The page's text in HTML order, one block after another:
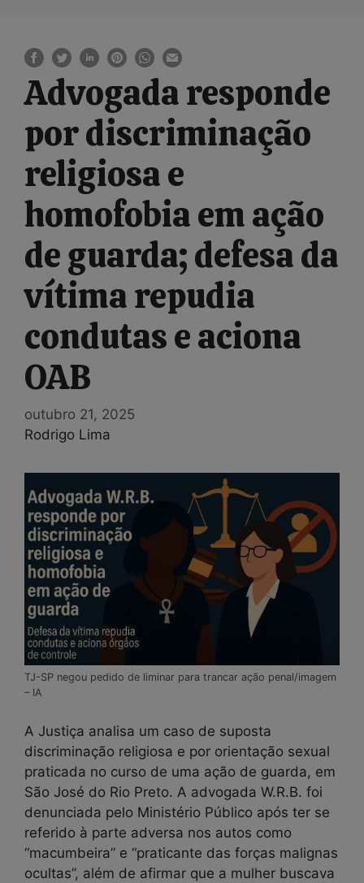
Advogada responde
por discriminação
religiosa e
homofobia em ação
de guarda; defesa da
vítima repudia
condutas e aciona
OAB
outubro 21, 2025
Rodrigo Lima
TJ-SP negou pedido de liminar para trancar ação penal/imagem
– IA
A Justiça analisa um caso de suposta
discriminação religiosa e por orientação sexual
praticada no curso de uma ação de guarda, em
São José do Rio Preto. A advogada W.R.B. foi
denunciada pelo Ministério Público após ter se
referido à parte adversa nos autos como
“macumbeira” e “praticante das forças malignas
ocultas”, além de afirmar que a mulher buscava